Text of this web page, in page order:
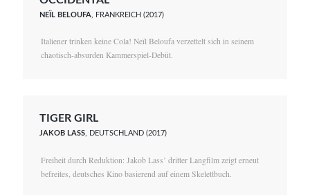
NEÏL BELOUFA , FRANKREICH (2017)
Italiener trinken keine Cola! Neïl Beloufa verzettelt sich in seinem
chaotisch-absurden Kammerspiel-Debüt.
TIGER GIRL
JAKOB LASS, DEUTSCHLAND (2017)
Freiheit durch Reduktion: Jakob Lass’ dritter Langfilm zeigt erneut
befreites, deutsches Kino basierend auf einem Skelettbuch.